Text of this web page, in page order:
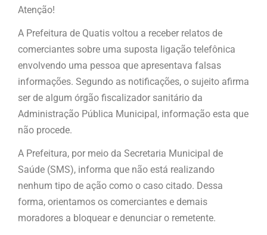
Atenção!
A Prefeitura de Quatis voltou a receber relatos de
comerciantes sobre uma suposta ligação telefônica
envolvendo uma pessoa que apresentava falsas
informações. Segundo as notificações, o sujeito afirma
ser de algum órgão fiscalizador sanitário da
Administração Pública Municipal, informação esta que
não procede.
A Prefeitura, por meio da Secretaria Municipal de
Saúde (SMS), informa que não está realizando
nenhum tipo de ação como o caso citado. Dessa
forma, orientamos os comerciantes e demais
moradores a bloquear e denunciar o remetente.